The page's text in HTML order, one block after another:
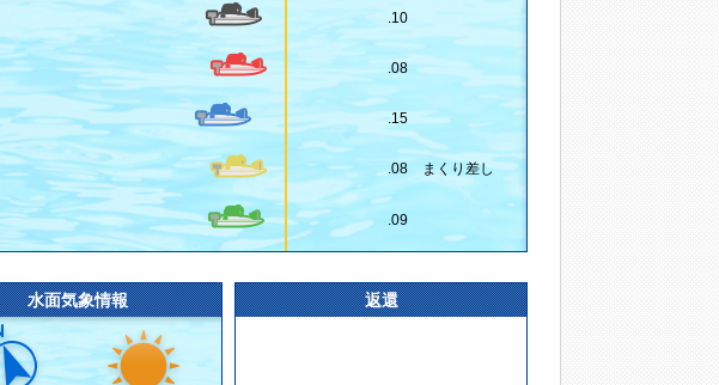
.10
.08
.15
.08 まくり差し
.09
水面気象情報 返還